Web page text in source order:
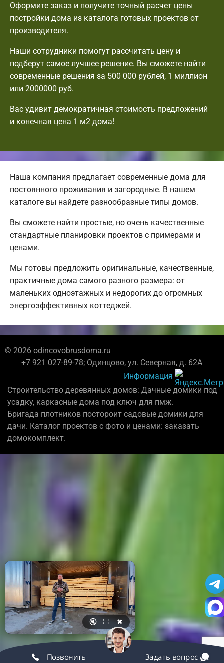
Оформите заказ и получите точный расчет цены
постройки дома из каталога готовых проектов от
производителя.
Наши сотрудники помогут рассчитать цену и
подберут самое лучшее решение. Вы сможете найти
современные решения за 500 000 рублей, 1 миллион
или 2000000 руб.
Вас удивит демократичная стоимость предложений
и конечная цена 1 м2 дома!
Наша компания предлагает современные дома для
постоянного проживания и загородные. В нашем
каталоге вы найдете разнообразные типы домов.
Вы сможете найти простые, но очень качественные
стандартные планировки проектов с примерами и
ценами.
Мы готовы предложить оригинальные, качественные,
практичные дома самого разного размера: от
маленьких одноэтажных и недорогих до огромных
энергоэффективных коттеджей.
© 2026 odincovobrusdoma.ru
+7 921 027-89-78; Одинцово, ул. Северная, д. 62А
Информация
Строительство деревянных домов: Дачные домики под
усадку, каркасные дома под ключ для пмж.
Бригада плотников постороит садовые домики для
дачи. Каталог проектов с фото и ценами: заказать
домокомплект.
🔇 ⛶ ✖
Позвонить Задать вопрос